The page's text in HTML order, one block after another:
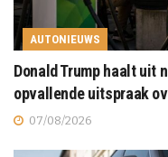
AUTONIEUWS
Donald Trump haalt uit
opvallende uitspraak
07/08/2026